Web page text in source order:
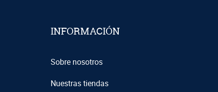
INFORMACIÓN
Sobre nosotros
Nuestras tiendas